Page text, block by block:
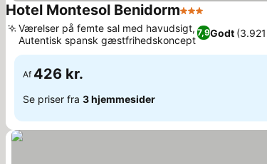
Hotel Montesol Benidorm3 Stjerner
7,9Godt
Værelser på femte sal med havudsigt,
Autentisk spansk gæstfrihedskoncept
Af 426 kr.
Se priser fra 3 hjemmesider